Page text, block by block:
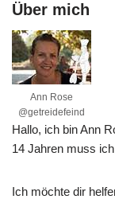
Über mich
Ann Rose
@getreidefeind
Hallo, ich bin Ann
14 Jahren muss
Ich möchte dir